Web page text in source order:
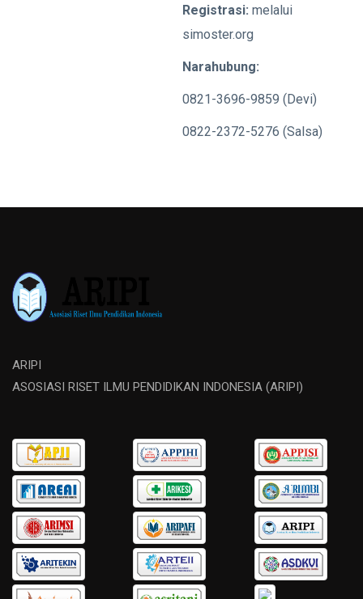
Registrasi: melalui
simoster.org
Narahubung:
0821-3696-9859 (Devi)
0822-2372-5276 (Salsa)
ARIPI
ASOSIASI RISET ILMU PENDIDIKAN INDONESIA (ARIPI)